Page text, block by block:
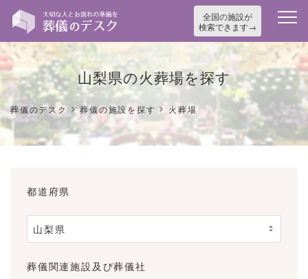
全国の施設が
検索できます
山梨県の火葬場を探す
葬儀のデスク >葬儀の施設を探す > 火葬場
都道府県
葬儀関連施設及び葬儀社